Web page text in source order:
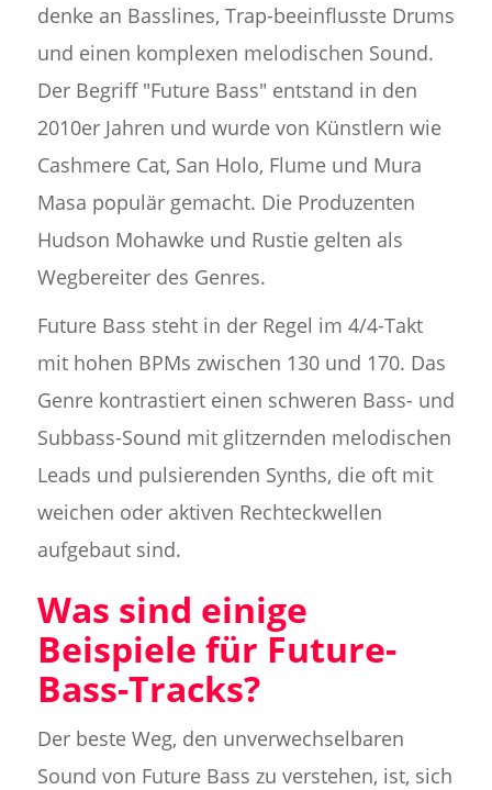
denke an Basslines, Trap-beeinflusste Drums
und einen komplexen melodischen Sound.
Der Begriff "Future Bass" entstand in den
2010er Jahren und wurde von Künstlern wie
Cashmere Cat, San Holo, Flume und Mura
Masa populär gemacht. Die Produzenten
Hudson Mohawke und Rustie gelten als
Wegbereiter des Genres.
Future Bass steht in der Regel im 4/4-Takt
mit hohen BPMs zwischen 130 und 170. Das
Genre kontrastiert einen schweren Bass- und
Subbass-Sound mit glitzernden melodischen
Leads und pulsierenden Synths, die oft mit
weichen oder aktiven Rechteckwellen
aufgebaut sind.
Was sind einige
Beispiele für Future-
Bass-Tracks?
Der beste Weg, den unverwechselbaren
Sound von Future Bass zu verstehen, ist, sich